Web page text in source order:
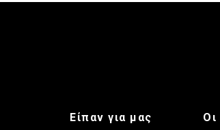
Είπαν για μας Οι